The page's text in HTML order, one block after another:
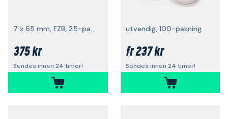
7 x 65 mm, FZB, 25-pakk
375 kr
Sendes innen 24 timer!
utvendig, 100-pakning
fr237 kr
Sendes innen 24 timer!